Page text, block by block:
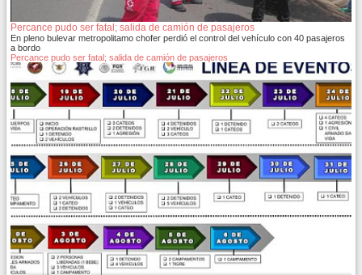
Percance pudo ser fatal; salida de camión de pasajeros
En pleno bulevar metropolitamo chofer perdió el control del vehículo con 40 pasajeros
a bordo
Percance pudo ser fatal; salida de camión de pasajeros